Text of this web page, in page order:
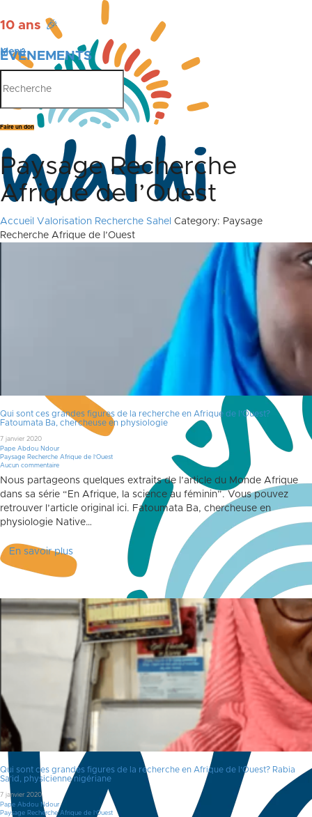
10 ans 🎉
ÉVÉNEMENTS
PUBLICATIONS
Menu
Faire un don
Paysage Recherche
Afrique de l’Ouest
Accueil Valorisation Recherche Sahel Category: Paysage
Recherche Afrique de l’Ouest
Qui sont ces grandes figures de la recherche en Afrique de l’Ouest?
Fatoumata Ba, chercheuse en physiologie
7 janvier 2020
Pape Abdou Ndour
Paysage Recherche Afrique de l'Ouest
Aucun commentaire
Nous partageons quelques extraits de l’article du Monde Afrique
dans sa série “En Afrique, la science au féminin”. Vous pouvez
retrouver l’article original ici. Fatoumata Ba, chercheuse en
physiologie Native…
En savoir plus
Qui sont ces grandes figures de la recherche en Afrique de l’Ouest? Rabia
Sa’id, physicienne nigériane
7 janvier 2020
Pape Abdou Ndour
Paysage Recherche Afrique de l'Ouest